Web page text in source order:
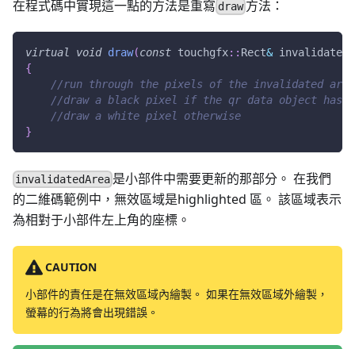
在程式碼中實現這一點的方法是重寫 draw 方法：
virtual void draw(const touchgfx:: Rect&
{
//run through the pixels of the invalidated area
//draw a black pixel if the qr data object has
//draw a white pixel otherwise
}
invalidatedArea 是小部件中需要更新的那部分。 在我們
的二維碼範例中，無效區域是highlighted 區。 該區域表示
為相對于小部件左上角的座標。
CAUTION
小部件的責任是在無效區域內繪製。 如果在無效區域外繪製，
螢幕的行為將會出現錯誤。